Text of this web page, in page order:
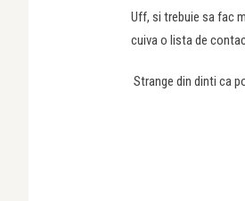
Uff, si trebuie sa fac
cuiva o lista de
Strange din dinti ca